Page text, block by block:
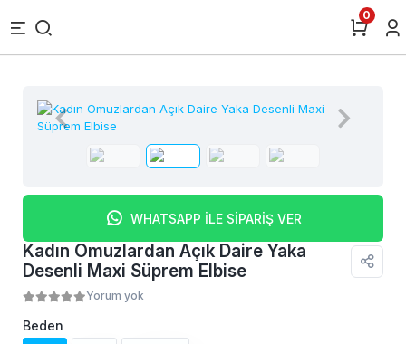
0
WHATSAPP İLE SİPARİŞ VER
Kadın Omuzlardan Açık Daire Yaka
Desenli Maxi Süprem Elbise
Yorum yok
Beden